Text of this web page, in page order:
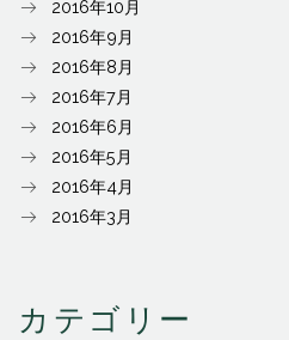
2016年10月
2016年9月
2016年8月
2016年7月
2016年6月
2016年5月
2016年4月
2016年3月
カテゴリー